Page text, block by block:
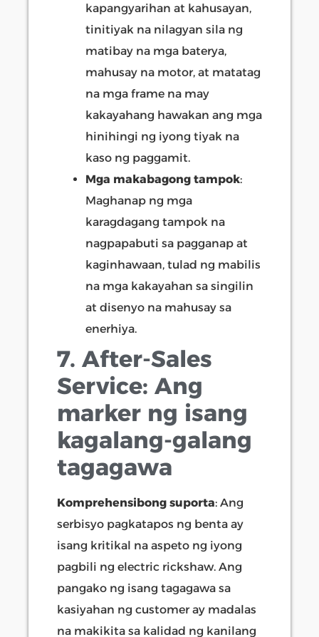
kapangyarihan at kahusayan,
tinitiyak na nilagyan sila ng
matibay na mga baterya,
mahusay na motor, at matatag
na mga frame na may
kakayahang hawakan ang mga
hinihingi ng iyong tiyak na
kaso ng paggamit.
Mga makabagong tampok:
Maghanap ng mga
karagdagang tampok na
nagpapabuti sa pagganap at
kaginhawaan, tulad ng mabilis
na mga kakayahan sa singilin
at disenyo na mahusay sa
enerhiya.
7. After-Sales
Service: Ang
marker ng isang
kagalang-galang
tagagawa
Komprehensibong suporta: Ang
serbisyo pagkatapos ng benta ay
isang kritikal na aspeto ng iyong
pagbili ng electric rickshaw. Ang
pangako ng isang tagagawa sa
kasiyahan ng customer ay madalas
na makikita sa kalidad ng kanilang